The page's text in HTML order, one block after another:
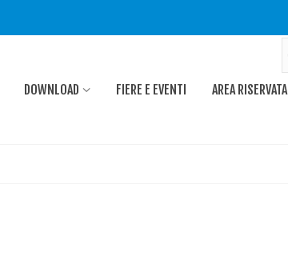
DOWNLOAD FIERE E EVENTI AREA RISERVATA